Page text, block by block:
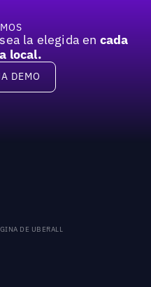
la elegida en cada
local.
DEMO
DE UBERALL